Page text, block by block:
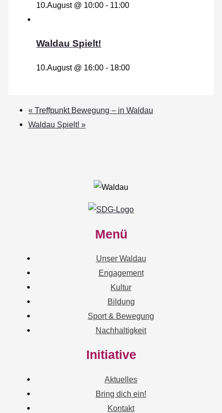
10.August @ 10:00 - 11:00
Waldau Spielt!
10.August @ 16:00 - 18:00
« Treffpunkt Bewegung – in Waldau
Waldau Spielt! »
Menü
Unser Waldau
Engagement
Kultur
Bildung
Sport & Bewegung
Nachhaltigkeit
Initiative
Aktuelles
Bring dich ein!
Kontakt